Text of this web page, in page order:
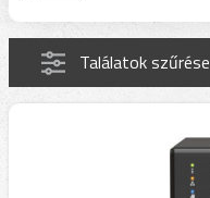
Találatok szűrése